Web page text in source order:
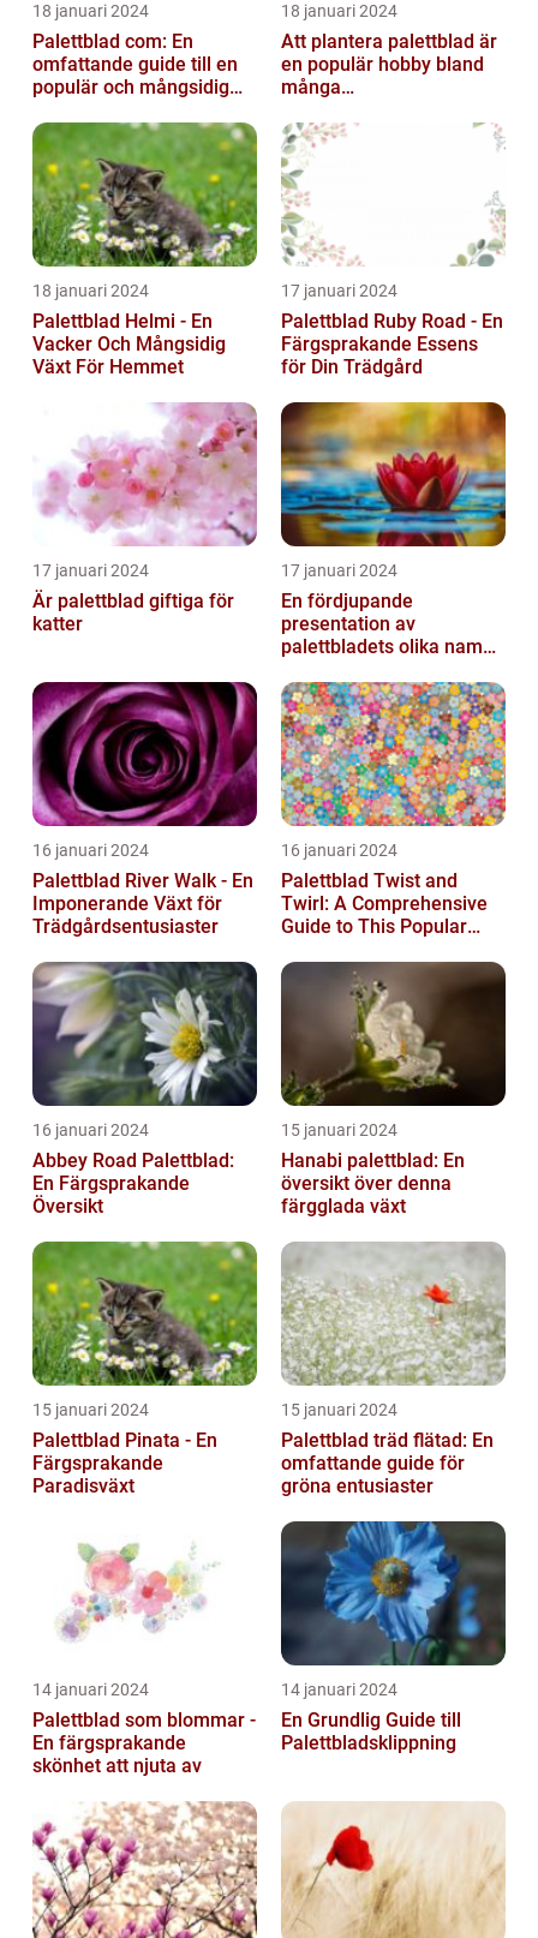
18 januari 2024
Palettblad com: En
omfattande guide till en
populär och mångsidig
18 januari 2024
Att plantera palettblad är
en populär hobby bland
många
kan bidra till att ...
18 januari 2024
Palettblad Helmi - En
Vacker Och Mångsidig
Växt För Hemmet
17 januari 2024
Palettblad Ruby Road - En
Färgsprakande Essens
för Din Trädgård
17 januari 2024
Är palettblad giftiga för
katter
17 januari 2024
En fördjupande
presentation av
palettbladets olika namn
16 januari 2024
Palettblad River Walk - En
Imponerande Växt för
Trädgårdsentusiaster
16 januari 2024
Palettblad Twist and
Twirl: A Comprehensive
Guide to This Popular
16 januari 2024
Abbey Road Palettblad:
En Färgsprakande
Översikt
15 januari 2024
Hanabi palettblad: En
översikt över denna
färgglada växt
15 januari 2024
Palettblad Pinata - En
Färgsprakande
Paradisväxt
15 januari 2024
Palettblad träd flätad: En
omfattande guide för
gröna entusiaster
14 januari 2024
Palettblad som blommar -
En färgsprakande
skönhet att njuta av
14 januari 2024
En Grundlig Guide till
Palettbladsklippning